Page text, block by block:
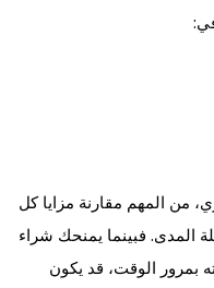
من المهم مقارنة مزايا كل
المدى. فبينما يمنحك شراء
بمرور الوقت، قد يكون